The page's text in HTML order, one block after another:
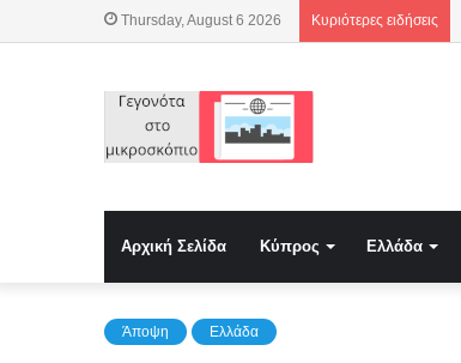
Thursday, August 6 2026 Κυριότερες ειδήσεις
Αρχική Σελίδα Κύπρος Ελλάδα
Άποψη Ελλάδα